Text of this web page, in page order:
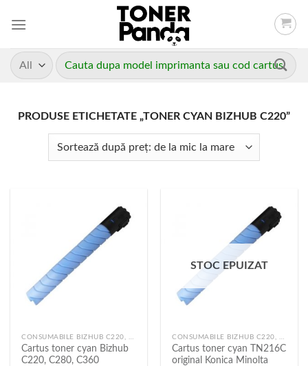
Caută
după:
PRODUSE ETICHETATE „TONER CYAN BIZHUB C220”
CONSUMABILE BIZHUB C220, C280, C360
Cartus toner cyan Bizhub
C220, C280, C360
STOC EPUIZAT
CONSUMABILE BIZHUB C220, C280, C360
Cartus toner cyan TN216C
original Konica Minolta